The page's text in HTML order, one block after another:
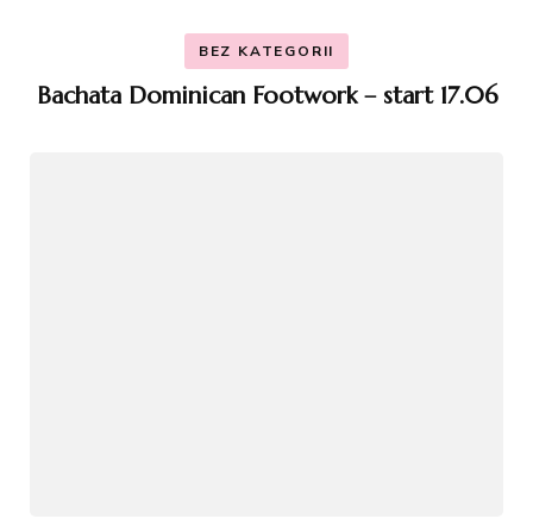
BEZ KATEGORII
Bachata Dominican Footwork – start 17.06